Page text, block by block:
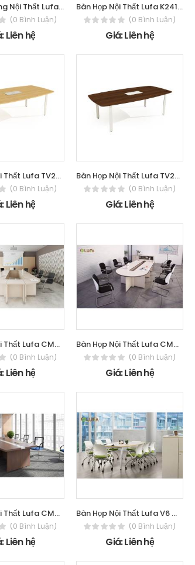
Ghế Đa Năng Nội Thất Lufa P-10M
(0 Bình Luận)
Liên hệ
Bàn Họp Nội Thất Lufa K2412M-L
(0 Bình Luận)
Giá: Liên hệ
Bàn Họp Nội Thất Lufa TV2412M-L
(0 Bình Luận)
Liên hệ
Bàn Họp Nội Thất Lufa TV2412M-V
(0 Bình Luận)
Giá: Liên hệ
Bàn Họp Nội Thất Lufa CM4900H
(0 Bình Luận)
Liên hệ
Bàn Họp Nội Thất Lufa CM3800H
(0 Bình Luận)
Giá: Liên hệ
Bàn Họp Nội Thất Lufa CM3600C
(0 Bình Luận)
Liên hệ
Bàn Họp Nội Thất Lufa V6 Conference
(0 Bình Luận)
Giá: Liên hệ